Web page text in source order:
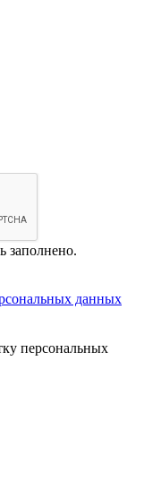
заполнено.
данных
персональных